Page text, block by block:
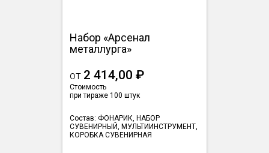
Набор «Арсенал
металлурга»
от 2 414,00 ₽
Стоимость
при тираже 100 штук
Состав: ФОНАРИК, НАБОР
СУВЕНИРНЫЙ, МУЛЬТИИНСТРУМЕНТ,
КОРОБКА СУВЕНИРНАЯ